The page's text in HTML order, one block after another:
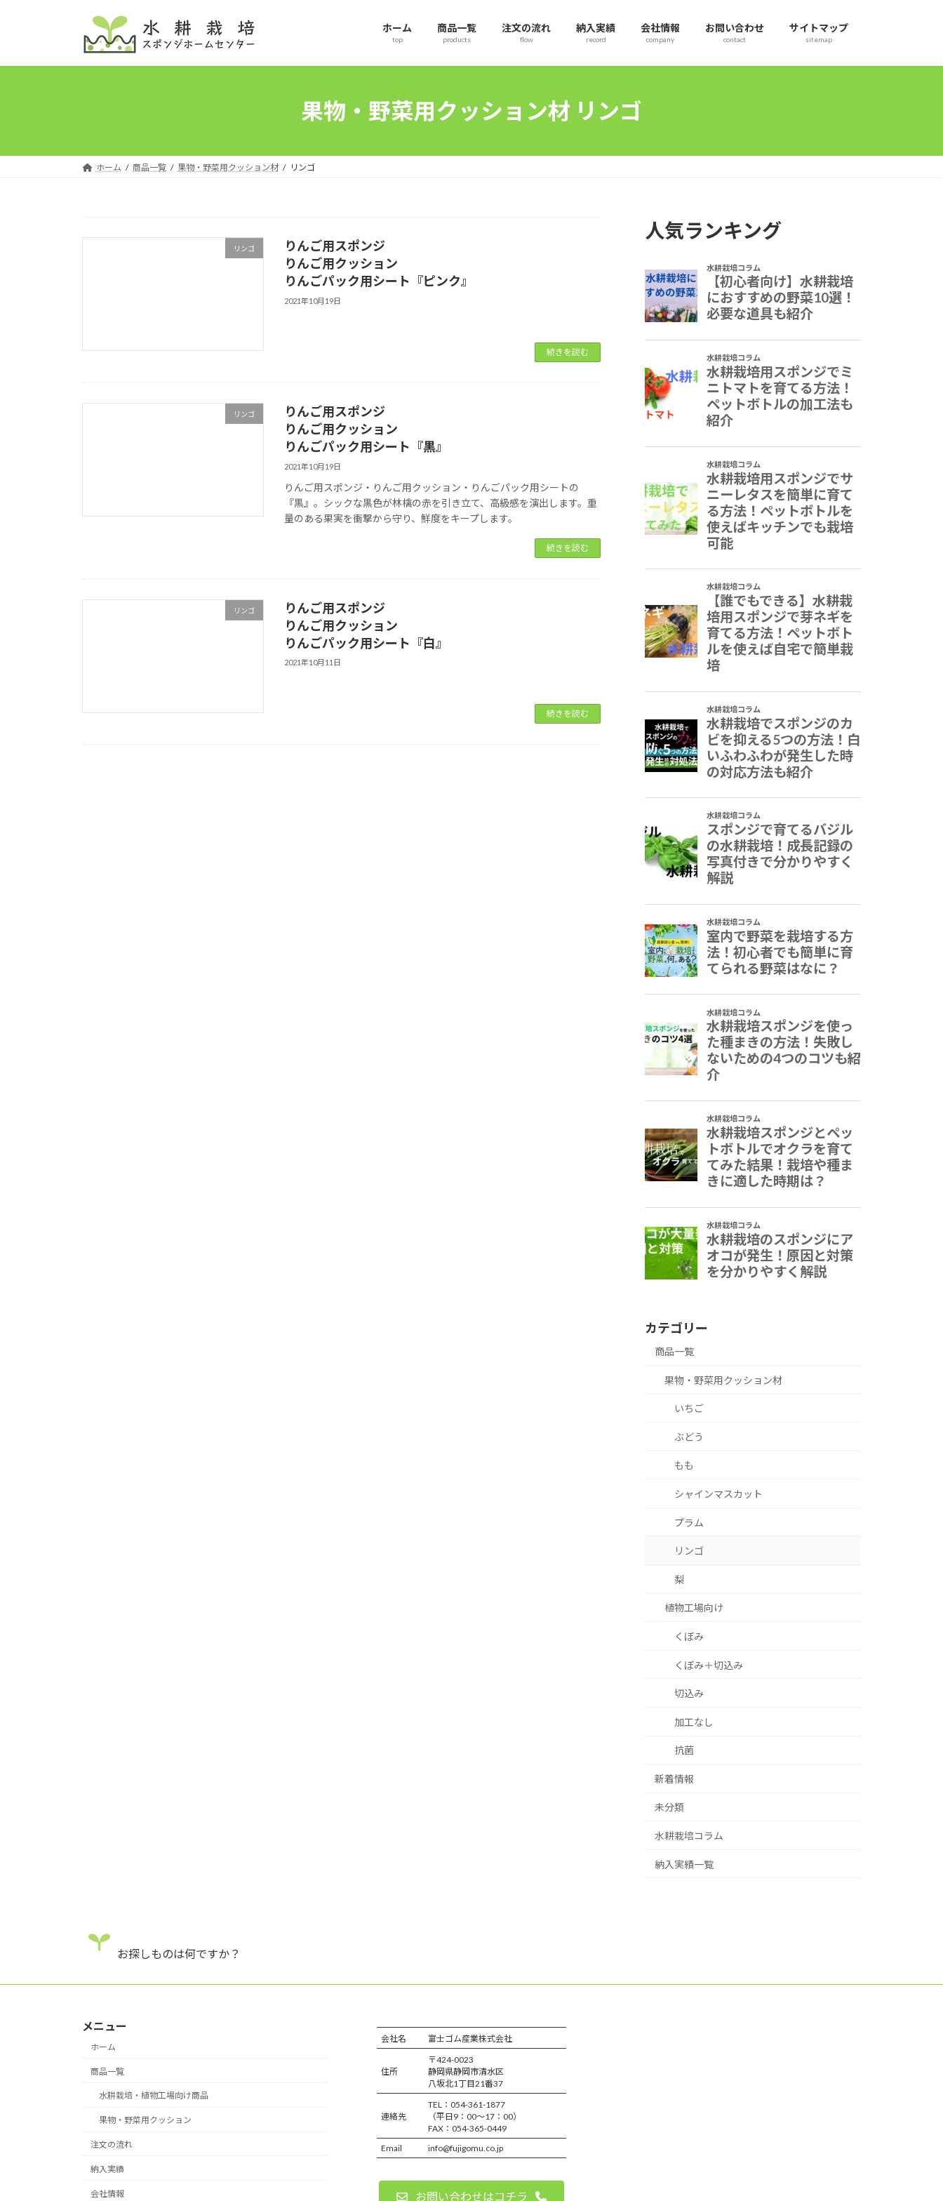
プ
動
ホーム
top
商品一覧
products
注文の流れ
flow
納入実績
record
会社情報
company
お問い合わせ
contact
サイトマップ
sitemap
果物・野菜用クッション材 リンゴ
ホーム 商品一覧 果物・野菜用クッション材 リンゴ
リンゴ
りんご用スポンジ
りんご用クッション
りんごパック用シート『ピンク』
2021年10月19日
続きを読む
リンゴ
りんご用スポンジ
りんご用クッション
りんごパック用シート『黒』
2021年10月19日
りんご用スポンジ・りんご用クッション・りんごパック用シートの
『黒』。シックな黒色が林檎の赤を引き立て、高級感を演出します。重
量のある果実を衝撃から守り、鮮度をキープします。
続きを読む
リンゴ
りんご用スポンジ
りんご用クッション
りんごパック用シート『白』
2021年10月11日
続きを読む
人気ランキング
カテゴリー
商品一覧
果物・野菜用クッション材
いちご
ぶどう
もも
シャインマスカット
プラム
リンゴ
梨
植物工場向け
くぼみ
くぼみ＋切込み
切込み
加工なし
抗菌
新着情報
未分類
水耕栽培コラム
納入実績一覧
お探しものは何ですか？
メニュー
ホーム
商品一覧
水耕栽培・植物工場向け商品
果物・野菜用クッション
注文の流れ
納入実績
会社情報
会社名 富士ゴム産業株式会社
住所
〒424-0023
静岡県静岡市清水区
八坂北1丁目21番37
連絡先
TEL：054-361-1877
（平日9：00～17：00）
FAX：054-365-0449
Email
info@fujigomu.co.jp
お問い合わせはコチラ